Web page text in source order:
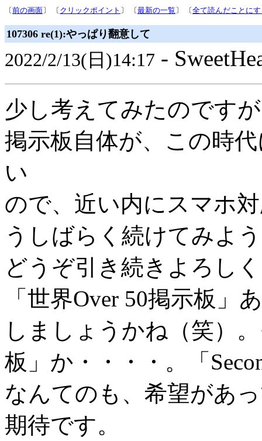
〔前の画面〕 〔 クリックポイント 〕 〔最新の一覧 〕 〔全て読んだことに
107306 re(1):やっぱり翻意して
2022/2/13(日)14:17 -
少し考えてみたのです
掲示板自体が、この時
い
ので、近い内にスマホ
うしばらく続けてみよ
どうぞ引き続きよろし
「世界Over 50掲示板」
しましょうかね（笑）
板」か・・・・。「
なんてのも、希望があ
期待です。